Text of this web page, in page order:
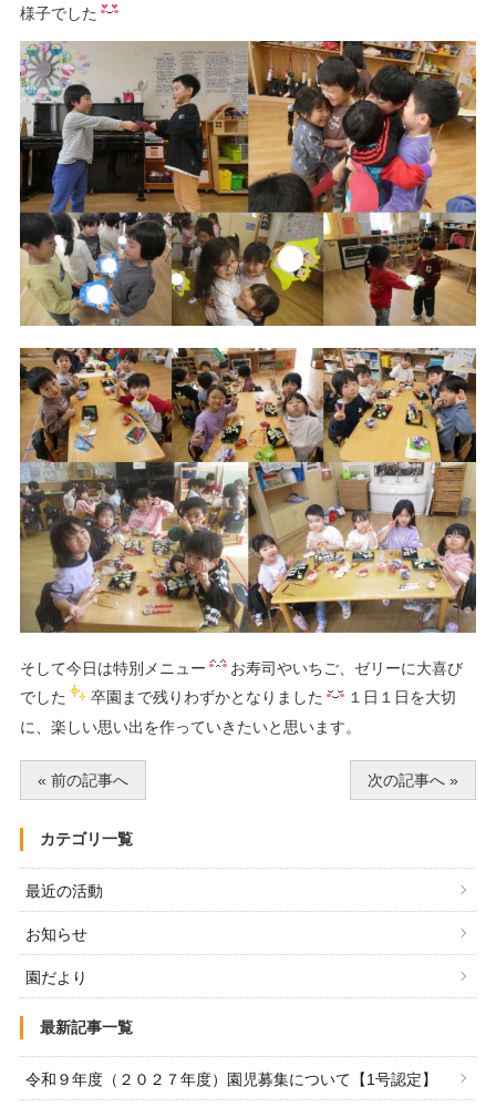
様子でした
そして今日は特別メニュー
お寿司やいちご、ゼリーに大喜び
でした
卒園まで残りわずかとなりました
１日１日を大切
に、楽しい思い出を作っていきたいと思います。
« 前の記事へ 次の記事へ »
カテゴリ一覧
最近の活動
お知らせ
園だより
最新記事一覧
令和９年度（２０２７年度）園児募集について【1号認定】